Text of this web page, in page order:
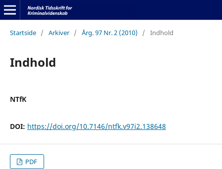
Startside / Arkiver / Årg. 97 Nr. 2 (2010) / Indhold
Indhold
NTfK
DOI: https://doi.org/10.7146/ntfk.v97i2.138648
PDF